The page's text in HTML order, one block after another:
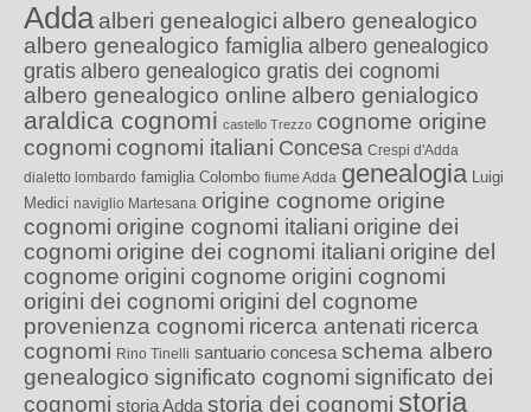
Adda alberi genealogici albero genealogico
albero genealogico famiglia albero genealogico
gratis albero genealogico gratis dei cognomi
albero genealogico online albero genialogico
araldica cognomi castello Trezzo cognome origine
cognomi cognomi italiani Concesa Crespi d'Adda
dialetto lombardo famiglia Colombo fiume Adda genealogia Luigi
Medici naviglio Martesana origine cognome origine
cognomi origine cognomi italiani origine dei
cognomi origine dei cognomi italiani origine del
cognome origini cognome origini cognomi
origini dei cognomi origini del cognome
provenienza cognomi ricerca antenati ricerca
cognomi Rino Tinelli santuario concesa schema albero
genealogico significato cognomi significato dei
cognomi storia Adda storia dei cognomi storia